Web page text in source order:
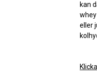
kan
eller